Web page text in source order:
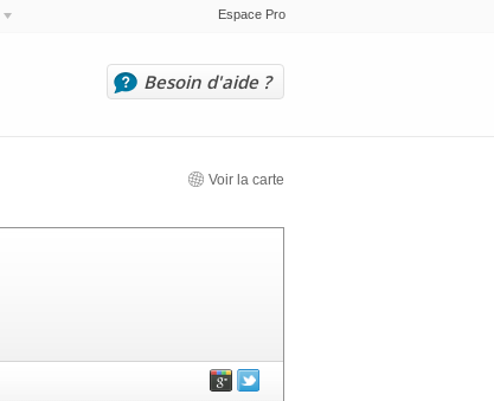
Espace Pro
Besoin d'aide ?
Voir la carte